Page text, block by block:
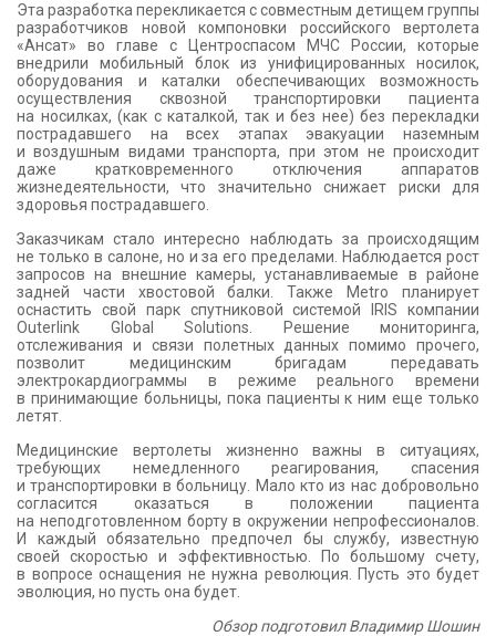
Эта разработка перекликается с совместным детищем группы
разработчиков новой компоновки российского вертолета
«Ансат» во главе с Центроспасом МЧС России, которые
внедрили мобильный блок из унифицированных носилок,
оборудования и каталки обеспечивающих возможность
осуществления сквозной транспортировки пациента
на носилках, (как с каталкой, так и без нее) без перекладки
пострадавшего на всех этапах эвакуации наземным
и воздушным видами транспорта, при этом не происходит
даже кратковременного отключения аппаратов
жизнедеятельности, что значительно снижает риски для
здоровья пострадавшего.
Заказчикам стало интересно наблюдать за происходящим
не только в салоне, но и за его пределами. Наблюдается рост
запросов на внешние камеры, устанавливаемые в районе
задней части хвостовой балки. Также Metro планирует
оснастить свой парк спутниковой системой IRIS компании
Outerlink Global Solutions. Решение мониторинга,
отслеживания и связи полетных данных помимо прочего,
позволит медицинским бригадам передавать
электрокардиограммы в режиме реального времени
в принимающие больницы, пока пациенты к ним еще только
летят.
Медицинские вертолеты жизненно важны в ситуациях,
требующих немедленного реагирования, спасения
и транспортировки в больницу. Мало кто из нас добровольно
согласится оказаться в положении пациента
на неподготовленном борту в окружении непрофессионалов.
И каждый обязательно предпочел бы службу, известную
своей скоростью и эффективностью. По большому счету,
в вопросе оснащения не нужна революция. Пусть это будет
эволюция, но пусть она будет.
Обзор подготовил Владимир Шошин